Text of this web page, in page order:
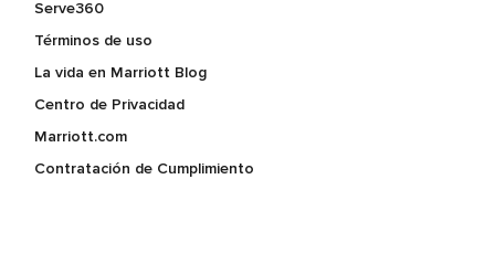
Serve360
Términos de uso
La vida en Marriott Blog
Centro de Privacidad
Marriott.com
Contratación de Cumplimiento